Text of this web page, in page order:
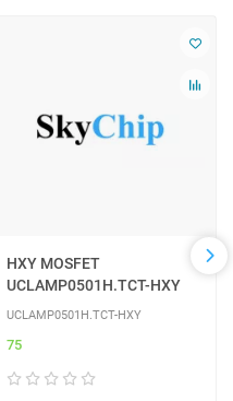
HXY MOSFET
UCLAMP0501H.TCT-HXY
UCLAMP0501H.TCT-HXY
75